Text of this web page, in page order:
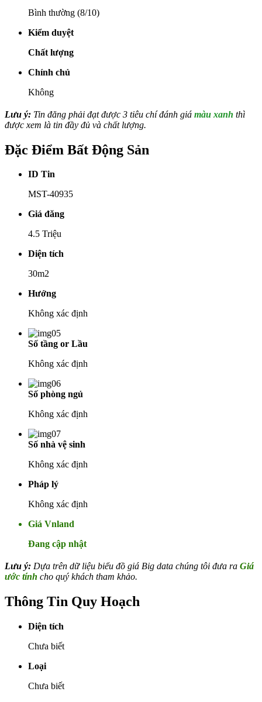
Bình thường (8/10)
Kiểm duyệt
Chất lượng
Chính chủ
Không
Lưu ý: Tin đăng phải đạt được 3 tiêu chí đánh giá màu xanh thì
được xem là tin đầy đủ và chất lượng.
Đặc Điểm Bất Động Sản
ID Tin
MST-40935
Giá đăng
4.5 Triệu
Diện tích
30m2
Hướng
Không xác định
Số tầng or Lầu
Không xác định
Số phòng ngủ
Không xác định
Số nhà vệ sinh
Không xác định
Pháp lý
Không xác định
Giá Vnland
Đang cập nhật
Lưu ý: Dựa trên dữ liệu biểu đồ giá Big data chúng tôi đưa ra Giá
ước tính cho quý khách tham khảo.
Thông Tin Quy Hoạch
Diện tích
Chưa biết
Loại
Chưa biết